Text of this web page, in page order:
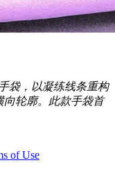
袋，以凝练线条重构
向轮廓。此款手袋首
of Use